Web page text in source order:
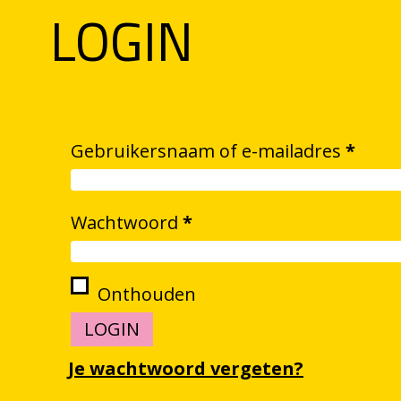
LOGIN
Gebruikersnaam of e-mailadres *
Wachtwoord *Vereist
Onthouden
LOGIN
Je wachtwoord vergeten?